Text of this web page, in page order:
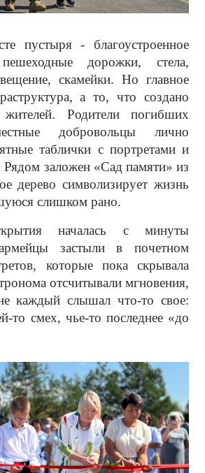
пустыря - благоустроенное
пешеходные дорожки, стела,
скамейки. Но главное
а то, что создано
Родители погибших
добровольцы лично
таблички с портретами и
Рядом заложен «Сад памяти» из
дерево символизирует жизнь
слишком рано.
началась с минуты
застыли в почетном
которые пока скрывала
отсчитывали мгновения,
каждый слышал что-то свое:
то смех, чье-то последнее «до